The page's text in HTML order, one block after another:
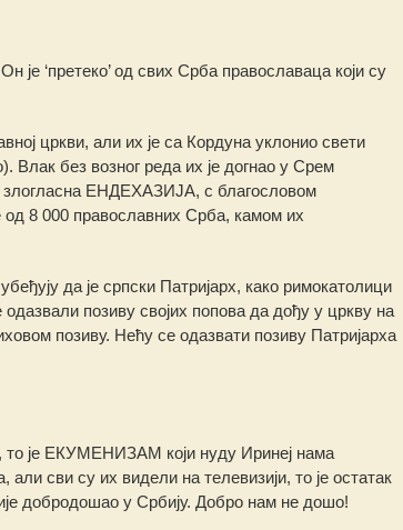
‘претеко’ од свих Срба православаца који су
цркви, али их је са Кордуна уклонио свети
Влак без возног реда их је догнао у Срем
злогласна ЕНДЕХАЗИЈА, с благословом
8 000 православних Срба, камом их
да је српски Патријарх, како римокатолици
позиву својих попова да дођу у цркву на
позиву. Нећу се одазвати позиву Патријарха
је ЕКУМЕНИЗАМ који нуду Иринеј нама
сви су их видели на телевизији, то је остатак
добродошао у Србију. Добро нам не дошо!